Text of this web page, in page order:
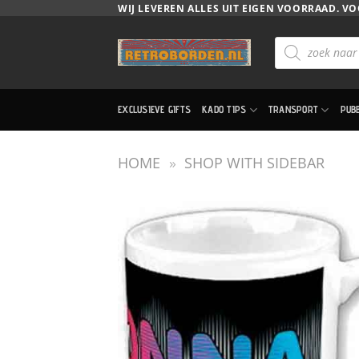
WIJ LEVEREN ALLES UIT EIGEN VOORRAAD.
Producten
zoeken
EXCLUSIEVE GIFTS KADO TIPS TRANSPORT
HOME » SHOP WITH SIDEBAR